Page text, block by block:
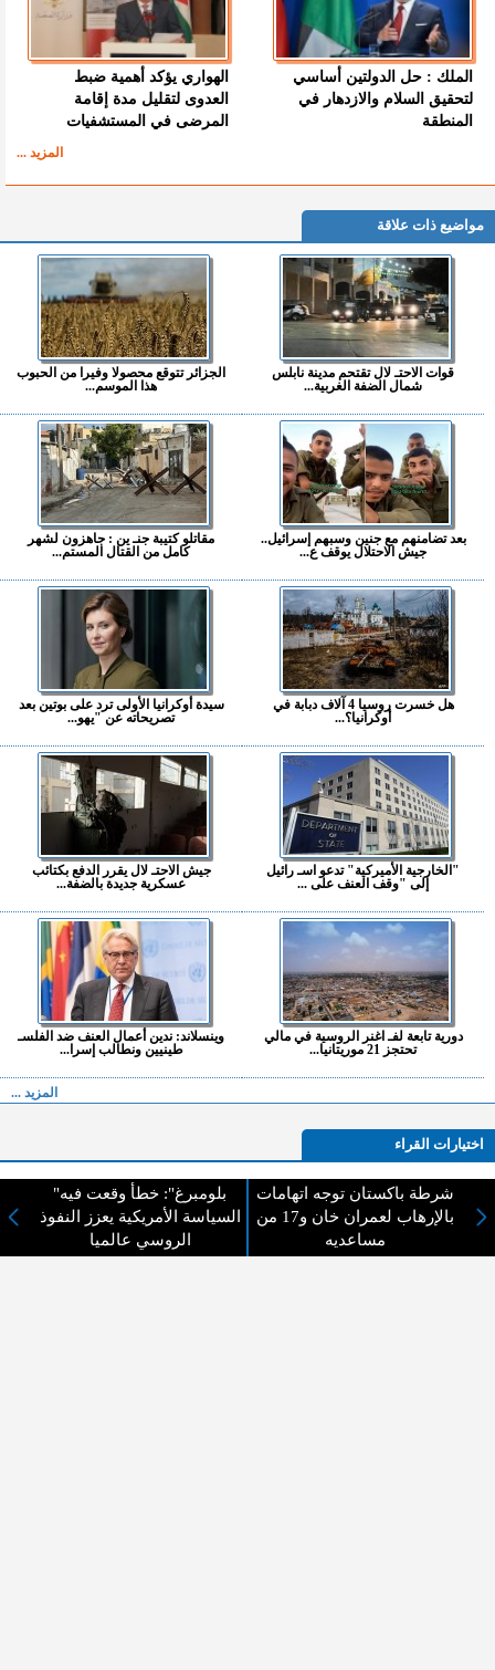
الملك : حل الدولتين أساسي
لتحقيق السلام والازدهار في
المنطقة
الهواري يؤكد أهمية ضبط
العدوى لتقليل مدة إقامة
المرضى في المستشفيات
المزيد ...
مواضيع ذات علاقة
قوات الاحتـ لال تقتحم مدينة نابلس
شمال الضفة الغربية...
الجزائر تتوقع محصولا وفيرا من الحبوب
هذا الموسم...
بعد تضامنهم مع جنين وسبهم إسرائيل..
جيش الاحتلال يوقف ع...
مقاتلو كتيبة جنـ ين : جاهزون لشهر
كامل من القتال المستم...
هل خسرت روسيا 4 آلاف دبابة في
أوكرانيا؟...
سيدة أوكرانيا الأولى ترد على بوتين بعد
تصريحاته عن "يهو...
"الخارجية الأميركية" تدعو اسـ رائيل
إلى "وقف العنف على ...
جيش الاحتـ لال يقرر الدفع بكتائب
عسكرية جديدة بالضفة...
دورية تابعة لفـ اغنر الروسية في مالي
تحتجز 21 موريتانيا...
وينسلاند: ندين أعمال العنف ضد الفلسـ
طينيين ونطالب إسرا...
المزيد ...
اختيارات القراء
شرطة باكستان توجه اتهامات
بالإرهاب لعمران خان و17 من
مساعديه
"بلومبرغ": خطأ وقعت فيه
السياسة الأمريكية يعزز النفوذ
الروسي عالميا